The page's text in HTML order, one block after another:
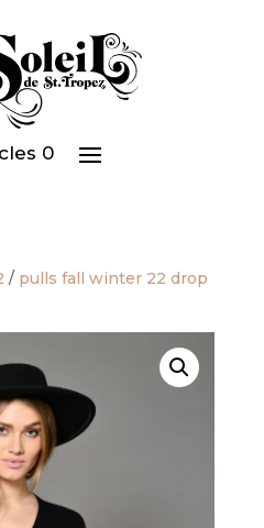
0
/ pulls fall winter 22 drop